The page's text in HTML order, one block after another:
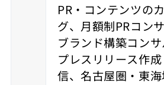
PR・コンテンツの
グ、月額制PRコン
ブランド構築コンサ
プレスリリース作
信、名古屋圏・東